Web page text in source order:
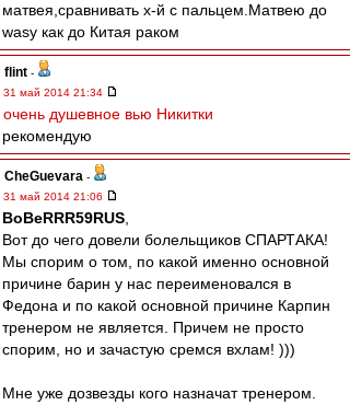
матвея,сравнивать х-й с пальцем.Матвею до
wasy как до Китая раком
flint -
31 май 2014 21:34
очень душевное вью Никитки
рекомендую
CheGuevara -
31 май 2014 21:06
BoBeRRR59RUS
Вот до чего довели болельщиков СПАРТАКА!
Мы спорим о том, по какой именно основной
причине барин у нас переименовался в
Федона и по какой основной причине Карпин
тренером не является. Причем не просто
спорим, но и зачастую сремся вхлам! )))
Мне уже дозвезды кого назначат тренером.